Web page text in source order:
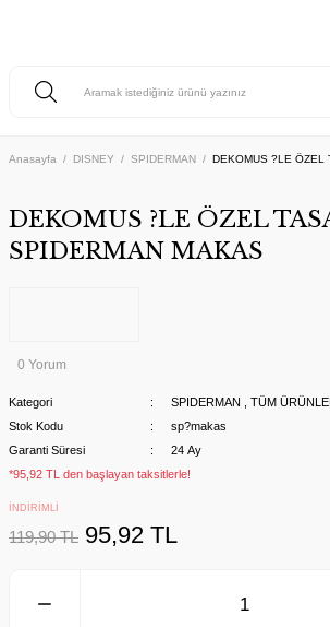
Anasayfa DISNEY SPIDERMAN DEKOMUS ?LE ÖZEL
DEKOMUS ?LE ÖZEL
SPIDERMAN MAKAS
0 Yorum
Kategori SPIDERMAN
TÜM
Stok Kodu
sp?makas
Garanti Süresi
24 Ay
*95,92 TL den başlayan taksitlerle!
İNDİRİMLİ
119,90 TL 95,92 TL